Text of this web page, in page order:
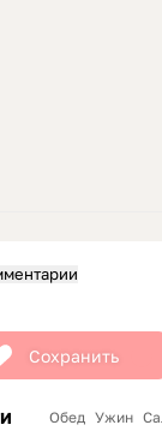
Сохранить
Обед Ужин